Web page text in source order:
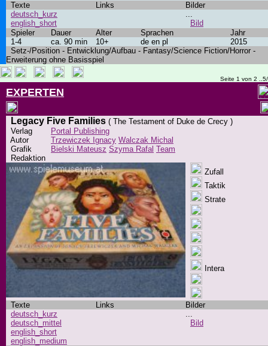
Texte Links
Bilder
deutsch_kurz
english_short
...
Bild
Spieler
Dauer Alter Sprachen
Jahr
1-4
ca. 90 min 10+ de en pl
2015
Setz-/Position - Entwicklung/Aufbau - Fantasy/Science Fiction/Horror -
Erweiterung ohne Basisspiel
Seite 1 von 2
EXPERTEN
Legacy Five Families ( The Testament of Duke de Crecy )
Verlag
Portal Publishing
Autor
Trzewiczek Ignacy Walczak Michal
Grafik
Bielski Mateusz Szyma Rafal Team
Redaktion
Zufall
Taktik
Strate
Intera
Texte Links
Bilder
deutsch_kurz
deutsch_mittel
english_short
english_medium
...
Bild